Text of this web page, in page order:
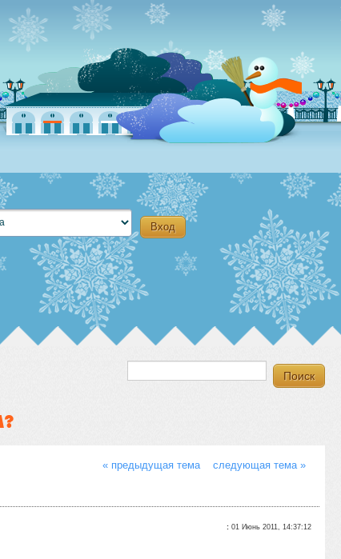
« предыдущая тема следующая тема »
:01 Июнь 2011, 14:37:12